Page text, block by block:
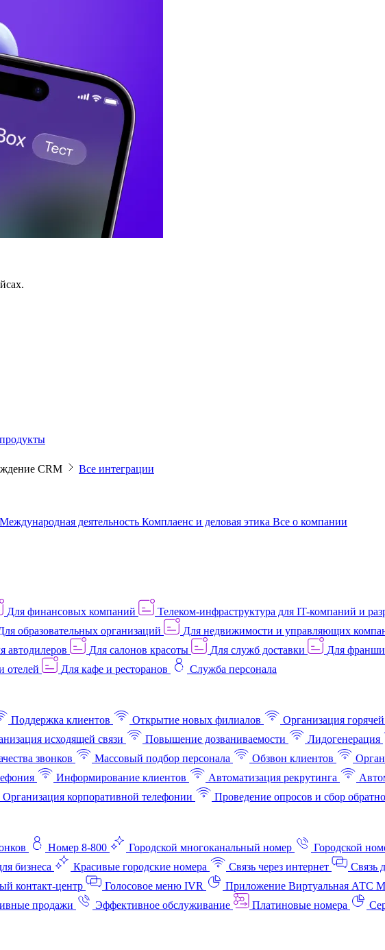
CRM Все интеграции
Международная деятельность Комплаенс и деловая этика Все о компании
Для финансовых компаний Телеком-инфраструктура для IT-компаний и
образовательных организаций Для недвижимости и управляющих
автодилеров Для салонов красоты Для служб доставки Для
отелей Для кафе и ресторанов
Служба персонала
Поддержка клиентов Открытие новых филиалов Организация
исходящей связи Повышение дозваниваемости Лидогенерация
звонков Массовый подбор персонала Обзвон клиентов
Информирование клиентов Автоматизация рекрутинга
Организация корпоративной телефонии
Проведение опросов и сбор
Номер 8-800 Городской многоканальный номер Городской
бизнеса Красивые городские номера Связь через интернет
Связь
контакт‑центр Голосовое меню IVR Приложение Виртуальная АТС
продажи Эффективное обслуживание Платиновые номера